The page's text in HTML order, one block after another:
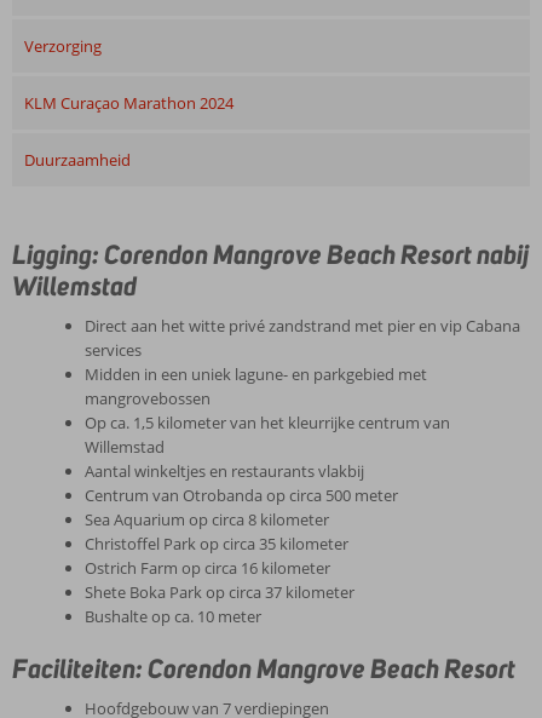
Verzorging
KLM Curaçao Marathon 2024
Duurzaamheid
Ligging: Corendon Mangrove Beach Resort nabij
Willemstad
Direct aan het witte privé zandstrand met pier en vip Cabana
services
Midden in een uniek lagune- en parkgebied met
mangrovebossen
Op ca. 1,5 kilometer van het kleurrijke centrum van
Willemstad
Aantal winkeltjes en restaurants vlakbij
Centrum van Otrobanda op circa 500 meter
Sea Aquarium op circa 8 kilometer
Christoffel Park op circa 35 kilometer
Ostrich Farm op circa 16 kilometer
Shete Boka Park op circa 37 kilometer
Bushalte op ca. 10 meter
Faciliteiten: Corendon Mangrove Beach Resort
Hoofdgebouw van 7 verdiepingen